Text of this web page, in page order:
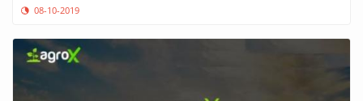
08-10-2019